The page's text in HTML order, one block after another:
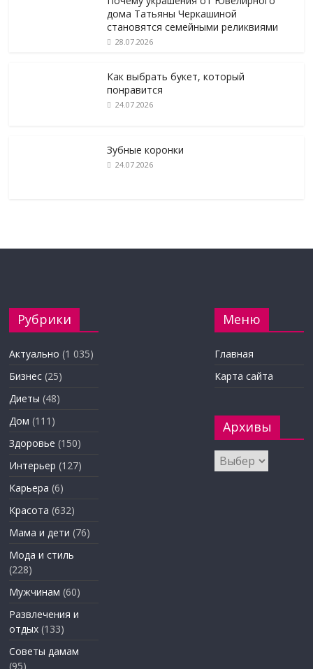
дома Татьяны Черкашиной
становятся семейными реликвиями
28.07.2026
Как выбрать букет, который
понравится
24.07.2026
Зубные коронки
24.07.2026
Рубрики
Актуально (1 035)
Бизнес (25)
Диеты (48)
Дом (111)
Здоровье (150)
Интерьер (127)
Карьера (6)
Красота (632)
Мама и дети (76)
Мода и стиль
(228)
Мужчинам (60)
Развлечения и
отдых (133)
Советы дамам
(95)
Меню
Главная
Карта сайта
Архивы
Архивы